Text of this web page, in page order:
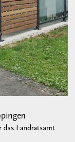
das Landratsamt